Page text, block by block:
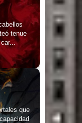
tenue
que